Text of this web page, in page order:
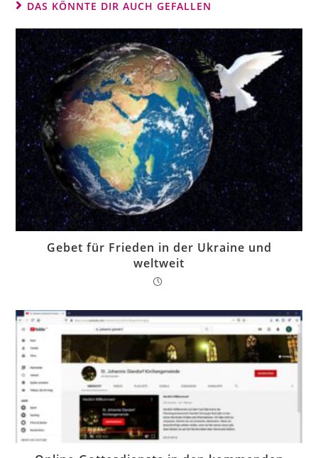
DAS KÖNNTE DIR AUCH GEFALLEN
Gebet für Frieden in der Ukraine und
weltweit